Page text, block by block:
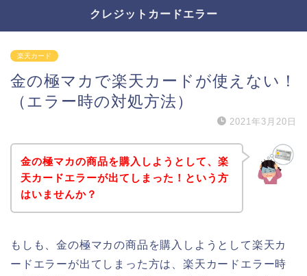
クレジットカードエラー
楽天カード
金の極マカで楽天カードが使えない！
（エラー時の対処方法）
2021年3月20日
金の極マカの商品を購入しようとして、楽
天カードエラーが出てしまった！という方
はいませんか？
もしも、金の極マカの商品を購入しようとして楽天カ
ードエラーが出てしまった方は、楽天カードエラー時